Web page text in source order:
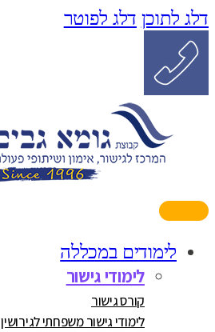
דלג לתוכן דלג לפוטר
לימודים במכללה
לימודי גישור
קורס גישור
לימודי גישור משפחתי לגירושין